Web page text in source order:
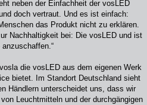
neben der Einfachheit der vosLED
doch vertraut. Und es ist einfach:
das Produkt nicht zu erklären.
Nachhaltigkeit bei: Die vosLED und ist
die vosLED aus dem eigenen Werk
bietet. Im Standort Deutschland sieht
Händlern unterscheidet uns, dass wir
Leuchtmitteln und der durchgängigen